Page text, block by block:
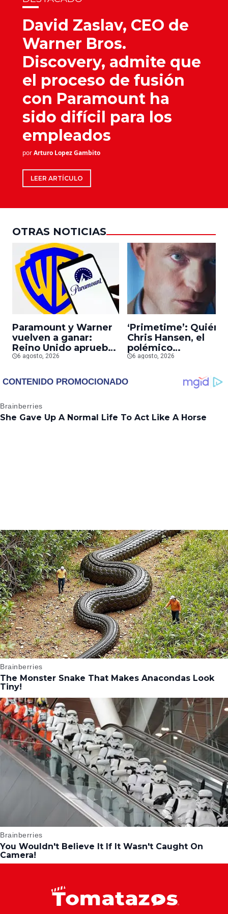
David Zaslav, CEO de
Warner Bros.
Discovery, admite que
el proceso de fusión
con Paramount ha
sido difícil para los
empleados
porArturo Lopez Gambito
LEER ARTÍCULO
OTRAS NOTICIAS
Paramount y Warner
vuelven a ganar:
Reino Unido aprueba
la fusión entre
6 agosto, 2026
‘Primetime’: Quién
Chris Hansen, el
polémico
presentador que
interpreta en su
nueva película
6 agosto, 2026